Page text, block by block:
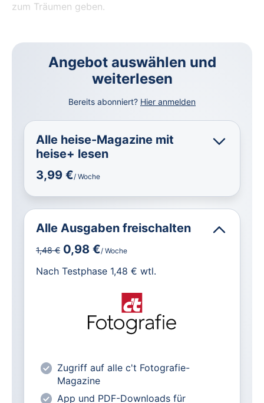
zum Träumen geben.
Angebot auswählen und
weiterlesen
Bereits abonniert? Hier anmelden
Alle heise-Magazine mit
heise+ lesen
3,99 €/ Woche
Alle heise-Magazine im Browser und
Alle exklusiven heise+ Artikel frei
lesen
Vorteilspreis für Magazin-
Alle Ausgaben freischalten
1,48 € 0,98 €/ Woche
Nach Testphase 1,48 € wtl.
Zugriff auf alle c't Fotografie-
Magazine
App und PDF-Downloads für